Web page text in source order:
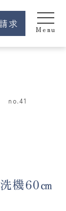
求
no.41
機60㎝